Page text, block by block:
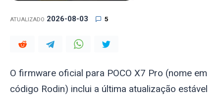
ATUALIZADO 2026-08-03 5
O firmware oficial para POCO X7 Pro (nome em
código Rodin) inclui a última atualização estável